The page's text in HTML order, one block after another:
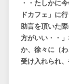
・・たしかに
ドカフェ」に
助言を頂いた際
方がいい・・
か、徐々に（
受け入れられ、